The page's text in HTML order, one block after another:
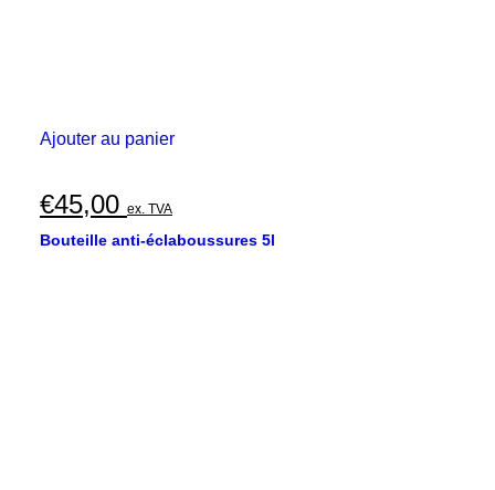
Ajouter au panier
€45,00 ex. TVA
Bouteille anti-éclaboussures 5l